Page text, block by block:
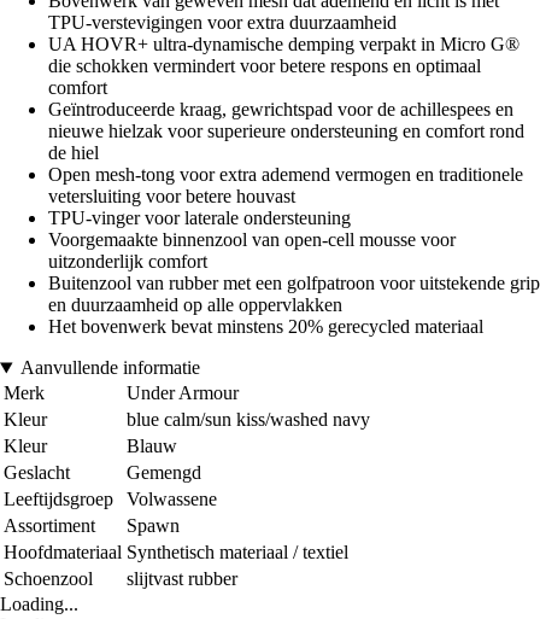
TPU-verstevigingen voor extra duurzaamheid
UA HOVR+ ultra-dynamische demping verpakt in Micro G®
die schokken vermindert voor betere respons en optimaal
comfort
Geïntroduceerde kraag, gewrichtspad voor de achillespees en
nieuwe hielzak voor superieure ondersteuning en comfort rond
de hiel
Open mesh-tong voor extra ademend vermogen en traditionele
vetersluiting voor betere houvast
TPU-vinger voor laterale ondersteuning
Voorgemaakte binnenzool van open-cell mousse voor
uitzonderlijk comfort
Buitenzool van rubber met een golfpatroon voor uitstekende grip
en duurzaamheid op alle oppervlakken
Het bovenwerk bevat minstens 20% gerecycled materiaal
Aanvullende informatie
Merk
Under Armour
Kleur
blue calm/sun kiss/washed navy
Kleur
Blauw
Geslacht
Gemengd
Leeftijdsgroep
Volwassene
Assortiment
Spawn
Hoofdmateriaal Synthetisch materiaal / textiel
Schoenzool
slijtvast rubber
Loading...